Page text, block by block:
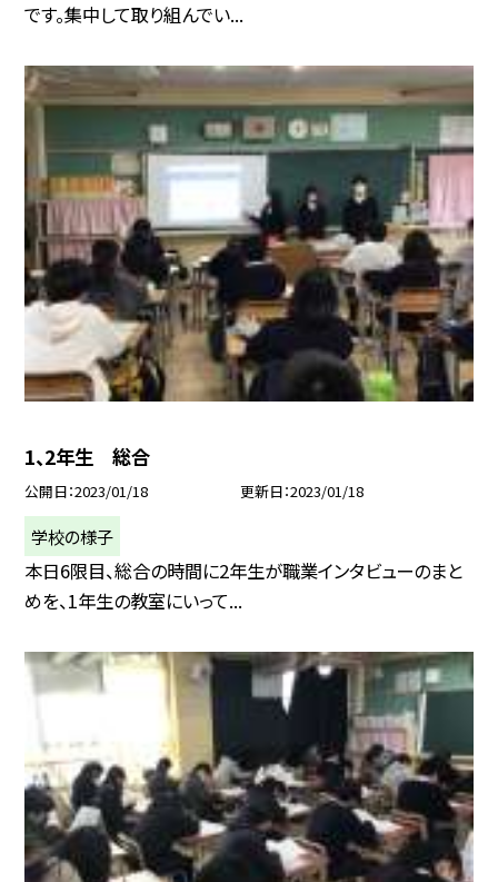
です。集中して取り組んでい...
1、2年生 総合
公開日 2023/01/18 更新日 2023/01/18
学校の様子
本日6限目、総合の時間に2年生が職業インタビューのまと
めを、1年生の教室にいって...